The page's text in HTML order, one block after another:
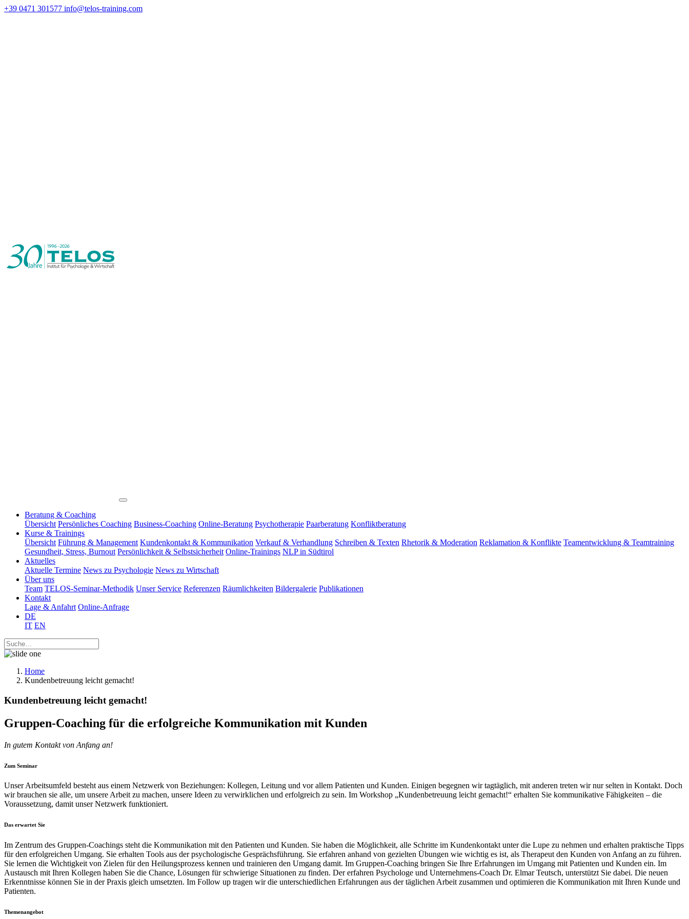
+39 0471 301577 info@telos-training.com
Beratung & Coaching
Übersicht Persönliches Coaching Business-Coaching Online-Beratung Psychotherapie Paarberatung Konfliktberatung
Kurse & Trainings
Übersicht Führung & Management Kundenkontakt & Kommunikation Verkauf & Verhandlung Schreiben & Texten Rhetorik & Moderation Reklamation & Konflikte Teamentwicklung & Teamtraining
Gesundheit, Stress, Burnout Persönlichkeit & Selbstsicherheit Online-Trainings NLP in Südtirol
Aktuelles
Aktuelle Termine News zu Psychologie News zu Wirtschaft
Über uns
Team TELOS-Seminar-Methodik Unser Service Referenzen Räumlichkeiten Bildergalerie Publikationen
Kontakt
Lage & Anfahrt Online-Anfrage
DE
IT EN
Home
Kundenbetreuung leicht gemacht!
Kundenbetreuung leicht gemacht!
Gruppen-Coaching für die erfolgreiche Kommunikation mit Kunden
In gutem Kontakt von Anfang an!
Zum Seminar
Unser Arbeitsumfeld besteht aus einem Netzwerk von Beziehungen: Kollegen, Leitung und vor allem Patienten und Kunden. Einigen begegnen wir tagtäglich, mit anderen treten wir nur selten in Kontakt. Doch
wir brauchen sie alle, um unsere Arbeit zu machen, unsere Ideen zu verwirklichen und erfolgreich zu sein. Im Workshop „Kundenbetreuung leicht gemacht!“ erhalten Sie kommunikative Fähigkeiten – die
Voraussetzung, damit unser Netzwerk funktioniert.
Das erwartet Sie
Im Zentrum des Gruppen-Coachings steht die Kommunikation mit den Patienten und Kunden. Sie haben die Möglichkeit, alle Schritte im Kundenkontakt unter die Lupe zu nehmen und erhalten praktische Tipps
für den erfolgreichen Umgang. Sie erhalten Tools aus der psychologische Gesprächsführung. Sie erfahren anhand von gezielten Übungen wie wichtig es ist, als Therapeut den Kunden von Anfang an zu führen.
Sie lernen die Wichtigkeit von Zielen für den Heilungsprozess kennen und trainieren den Umgang damit. Im Gruppen-Coaching bringen Sie Ihre Erfahrungen im Umgang mit Patienten und Kunden ein. Im
Austausch mit Ihren Kollegen haben Sie die Chance, Lösungen für schwierige Situationen zu finden. Der erfahren Psychologe und Unternehmens-Coach Dr. Elmar Teutsch, unterstützt Sie dabei. Die neuen
Erkenntnisse können Sie in der Praxis gleich umsetzten. Im Follow up tragen wir die unterschiedlichen Erfahrungen aus der täglichen Arbeit zusammen und optimieren die Kommunikation mit Ihren Kunde und
Patienten.
Themenangebot